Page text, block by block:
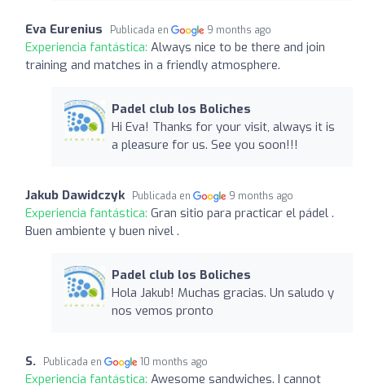
Eva Eurenius Publicada en 9 months ago
Experiencia fantástica: Always nice to be there and join
training and matches in a friendly atmosphere.
Padel club los Boliches
Hi Eva! Thanks for your visit, always it is
a pleasure for us. See you soon!!!
Jakub Dawidczyk Publicada en 9 months ago
Experiencia fantástica: Gran sitio para practicar el pádel .
Buen ambiente y buen nivel .
Padel club los Boliches
Hola Jakub! Muchas gracias. Un saludo y
nos vemos pronto
S. Publicada en 10 months ago
Experiencia fantástica: Awesome sandwiches. I cannot